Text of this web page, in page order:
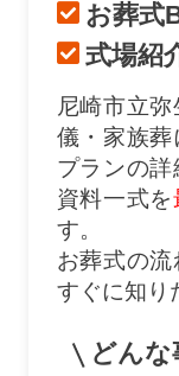
お葬式
式場紹
尼崎市立
儀・家族
プランの
資料一式を
す。
お葬式の
すぐに知り
どん